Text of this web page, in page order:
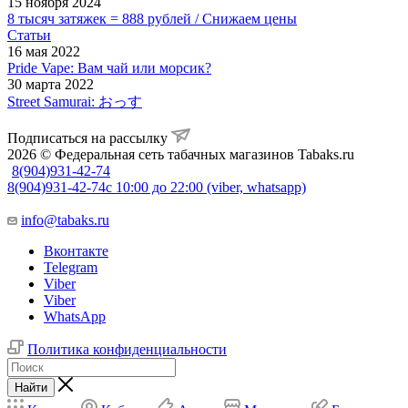
8 тысяч затяжек = 888 рублей / Снижаем цены
Статьи
16 мая 2022
Pride Vape: Вам чай или морсик?
30 марта 2022
Street Samurai: おっす
Подписаться на рассылку
2026 © Федеральная сеть табачных магазинов Tabaks.ru
8(904)931-42-74
8(904)931-42-74с 10:00 до 22:00 (viber, whatsapp)
info@tabaks.ru
Вконтакте
Telegram
Viber
Viber
WhatsApp
Политика конфиденциальности
Найти